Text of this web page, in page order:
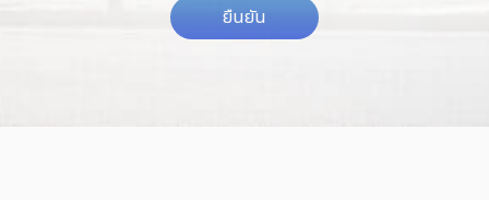
ยืนยัน